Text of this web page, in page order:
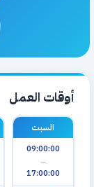
أوقات العمل
السبت
09:00:00
—
17:00:00